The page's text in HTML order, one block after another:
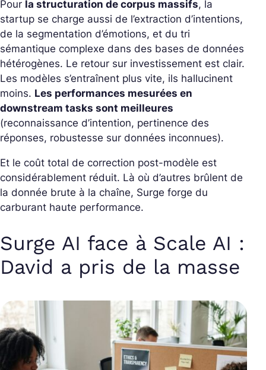
Pour la structuration de corpus massifs, la
startup se charge aussi de l’extraction d’intentions,
de la segmentation d’émotions, et du tri
sémantique complexe dans des bases de données
hétérogènes. Le retour sur investissement est clair.
Les modèles s’entraînent plus vite, ils hallucinent
moins. Les performances mesurées en
downstream tasks sont meilleures
(reconnaissance d’intention, pertinence des
réponses, robustesse sur données inconnues).
Et le coût total de correction post-modèle est
considérablement réduit. Là où d’autres brûlent de
la donnée brute à la chaîne, Surge forge du
carburant haute performance.
Surge AI face à Scale AI :
David a pris de la masse